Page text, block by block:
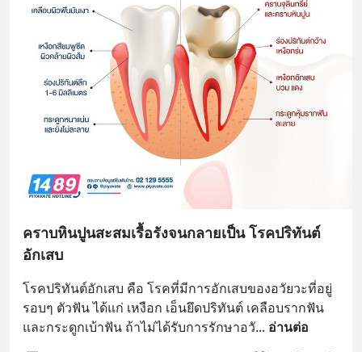
คราบหินปูนสะสมเรื้อรังจนกลายเป็น โรคปริทันต์
อักเสบ
โรคปริทันต์อักเสบ คือ โรคที่มีการอักเสบของอวัยวะที่อยู่
รอบๆ ตัวฟัน ได้แก่ เหงือก เอ็นยึดปริทันต์ เคลือบรากฟัน
และกระดูกเบ้าฟัน ถ้าไม่ได้รับการรักษาอวั... อ่านต่อ